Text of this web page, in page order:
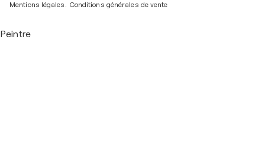
Mentions légales. Conditions générales de vente
Peintre